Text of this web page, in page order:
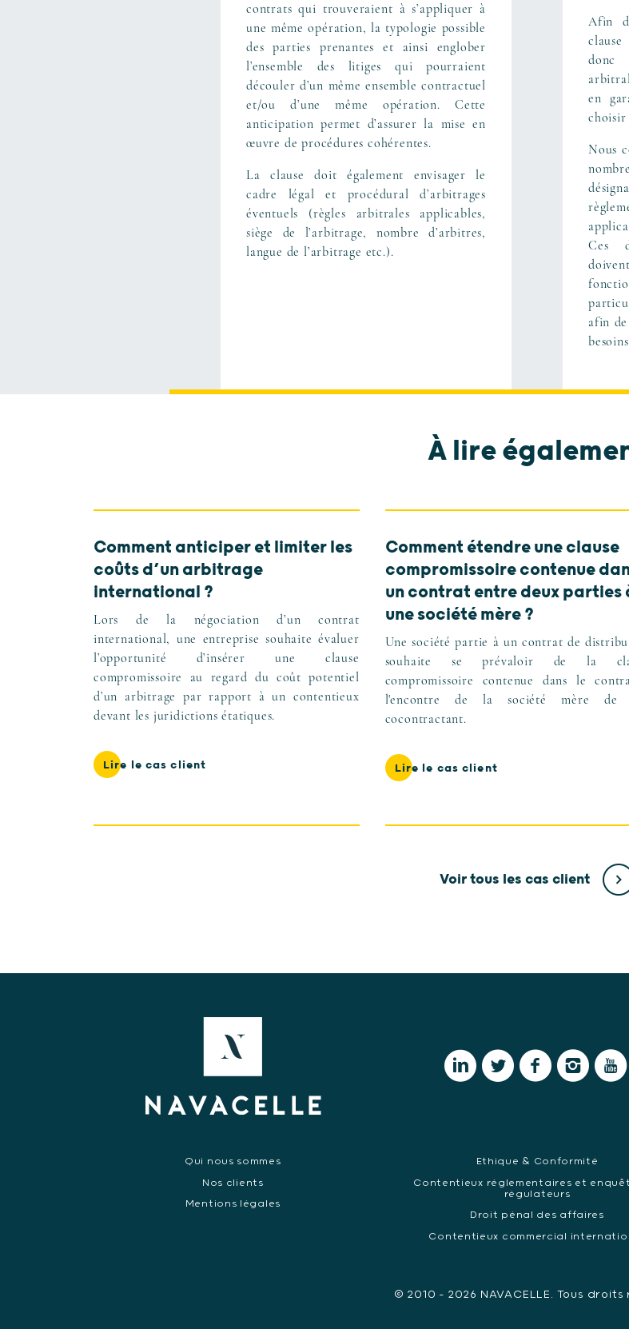
contrats qui trouveraient à s’appliquer à
une même opération, la typologie possible
des parties prenantes et ainsi englober
l’ensemble des litiges qui pourraient
découler d’un même ensemble contractuel
et/ou d’une même opération. Cette
anticipation permet d’assurer la mise en
œuvre de procédures cohérentes.
La clause doit également envisager le
cadre légal et procédural d’arbitrages
éventuels (règles arbitrales applicables,
siège de l’arbitrage, nombre d’arbitres,
langue de l’arbitrage etc.).
Afin
donc
en
choisir
Nous
Ces
afin de
À lire
Comment anticiper et limiter les
coûts d’un arbitrage
international ?
Lors de la négociation d’un contrat
international, une entreprise souhaite évaluer
l’opportunité d’insérer une clause
compromissoire au regard du coût potentiel
d’un arbitrage par rapport à un contentieux
devant les juridictions étatiques.
Lire le cas client
Comment étendre une clause
compromissoire contenue
un contrat entre deux parties
une société mère ?
Une société partie à un contrat de
souhaite se prévaloir de la
compromissoire contenue dans le
l'encontre de la société mère de
cocontractant.
Lire le cas client
Voir tous les cas client
Qui nous sommes
Nos clients
Mentions légales
Ethique & Conformité
Contentieux réglementaires et
régulateurs
Droit pénal des affaires
Contentieux commercial
© 2010 - 2026 NAVACELLE. Tous